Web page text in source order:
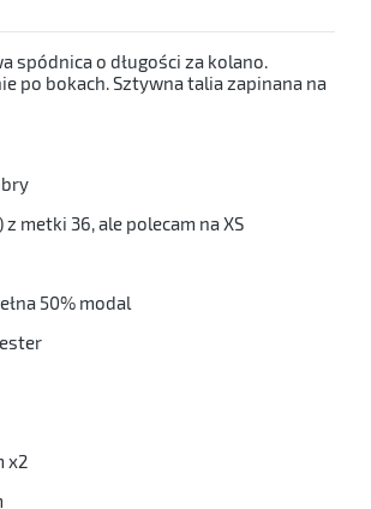
spódnica o długości za kolano.
po bokach. Sztywna talia zapinana na
z metki 36, ale polecam na XS
50% modal
x2